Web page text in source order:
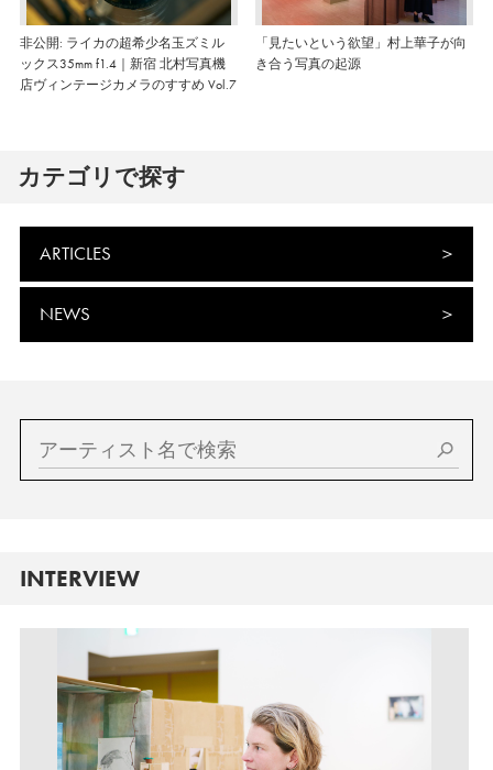
非公開: ライカの超希少名玉ズミル
ックス35mm f1.4｜新宿 北村写真機
店ヴィンテージカメラのすすめ Vol.7
「見たいという欲望」村上華子が向
き合う写真の起源
カテゴリで探す
ARTICLES
NEWS
INTERVIEW